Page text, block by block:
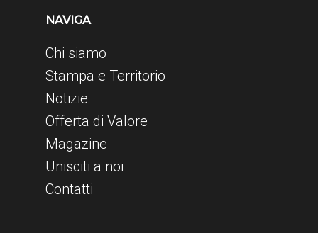
NAVIGA
Chi siamo
Stampa e Territorio
Notizie
Offerta di Valore
Magazine
Unisciti a noi
Contatti